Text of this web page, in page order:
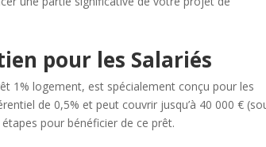
pour les Salariés
1% logement, est spécialement conçu pour les
de 0,5% et peut couvrir jusqu’à 40 000 €
pour bénéficier de ce prêt.